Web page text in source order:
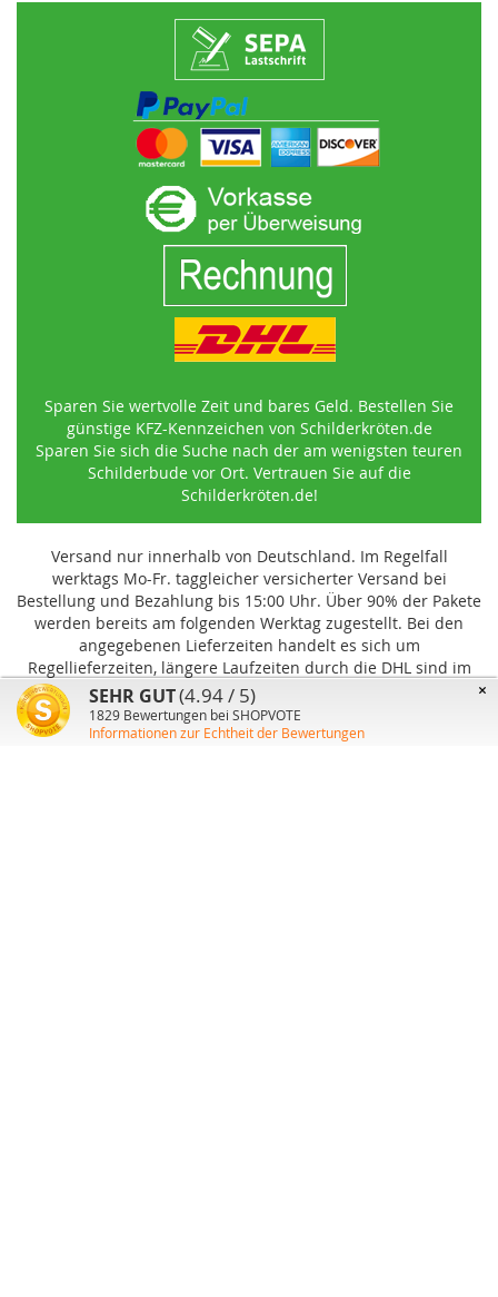
Sparen Sie wertvolle Zeit und bares Geld. Bestellen Sie
günstige KFZ-Kennzeichen von Schilderkröten.de
Sparen Sie sich die Suche nach der am wenigsten teuren
Schilderbude vor Ort. Vertrauen Sie auf die
Schilderkröten.de!
Versand nur innerhalb von Deutschland. Im Regelfall
werktags Mo-Fr. taggleicher versicherter Versand bei
Bestellung und Bezahlung bis 15:00 Uhr. Über 90% der Pakete
werden bereits am folgenden Werktag zugestellt. Bei den
angegebenen Lieferzeiten handelt es sich um
Regellieferzeiten, längere Laufzeiten durch die DHL sind im
Einzelfall möglich und können von uns nicht beeinflusst
werden.
×
SEHR GUT(4.94 / 5)
1829 Bewertungen bei SHOPVOTE
Informationen zur Echtheit der Bewertungen